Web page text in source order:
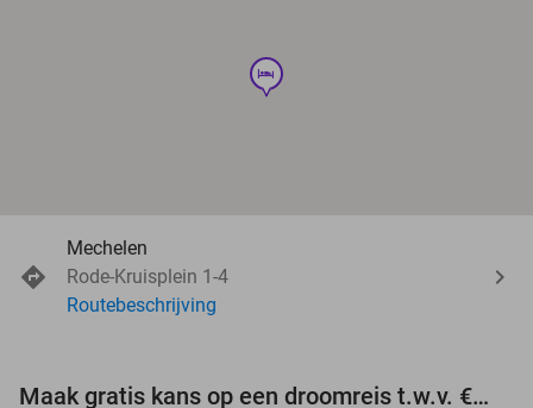
hotel
Mechelen
Rode-Kruisplein 1-4
Routebeschrijving
Maak gratis kans op een droomreis t.w.v. €3.000!